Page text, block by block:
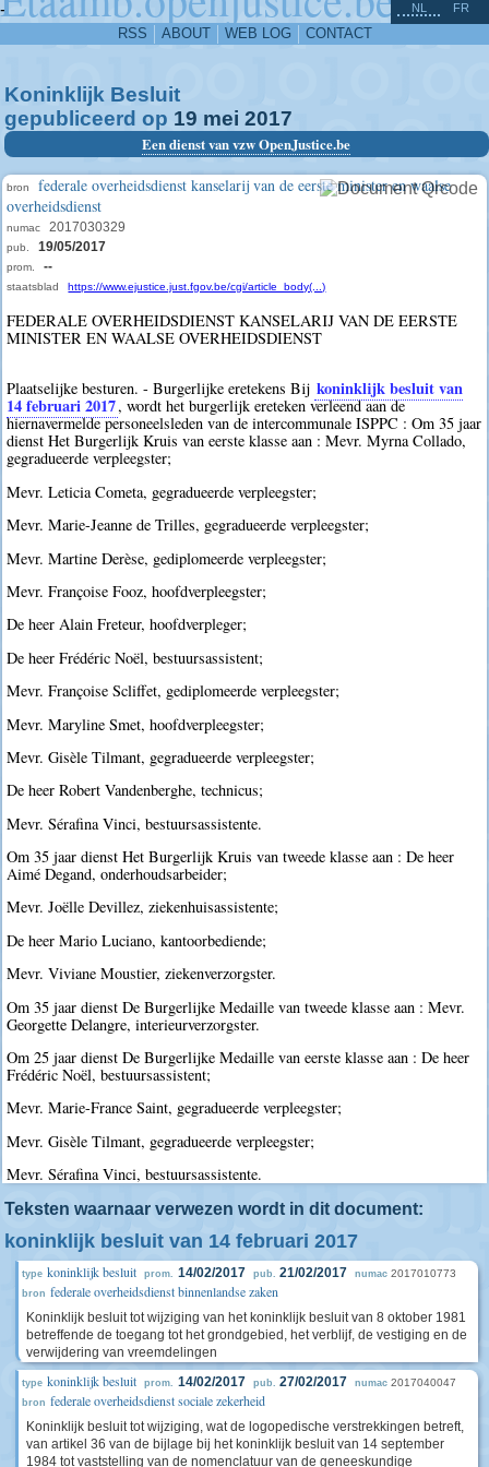
-
RSS ABOUT WEB LOG CONTACT
NL FR
Koninklijk Besluit
gepubliceerd op 19 mei 2017
Een dienst van vzw OpenJustice.be
bron
federale overheidsdienst kanselarij van de eerste minister en waalse
overheidsdienst
numac 2017030329
pub. 19/05/2017
prom. --
staatsblad https://www.ejustice.just.fgov.be/cgi/article_body(...)
FEDERALE OVERHEIDSDIENST KANSELARIJ VAN DE EERSTE
MINISTER EN WAALSE OVERHEIDSDIENST
Plaatselijke besturen. - Burgerlijke eretekens Bij koninklijk besluit van
14 februari 2017, wordt het burgerlijk ereteken verleend aan de
hiernavermelde personeelsleden van de intercommunale ISPPC : Om 35 jaar
dienst Het Burgerlijk Kruis van eerste klasse aan : Mevr. Myrna Collado,
gegradueerde verpleegster;
Mevr. Leticia Cometa, gegradueerde verpleegster;
Mevr. Marie-Jeanne de Trilles, gegradueerde verpleegster;
Mevr. Martine Derèse, gediplomeerde verpleegster;
Mevr. Françoise Fooz, hoofdverpleegster;
De heer Alain Freteur, hoofdverpleger;
De heer Frédéric Noël, bestuursassistent;
Mevr. Françoise Scliffet, gediplomeerde verpleegster;
Mevr. Maryline Smet, hoofdverpleegster;
Mevr. Gisèle Tilmant, gegradueerde verpleegster;
De heer Robert Vandenberghe, technicus;
Mevr. Sérafina Vinci, bestuursassistente.
Om 35 jaar dienst Het Burgerlijk Kruis van tweede klasse aan : De heer
Aimé Degand, onderhoudsarbeider;
Mevr. Joëlle Devillez, ziekenhuisassistente;
De heer Mario Luciano, kantoorbediende;
Mevr. Viviane Moustier, ziekenverzorgster.
Om 35 jaar dienst De Burgerlijke Medaille van tweede klasse aan : Mevr.
Georgette Delangre, interieurverzorgster.
Om 25 jaar dienst De Burgerlijke Medaille van eerste klasse aan : De heer
Frédéric Noël, bestuursassistent;
Mevr. Marie-France Saint, gegradueerde verpleegster;
Mevr. Gisèle Tilmant, gegradueerde verpleegster;
Mevr. Sérafina Vinci, bestuursassistente.
Teksten waarnaar verwezen wordt in dit document:
koninklijk besluit van 14 februari 2017
type koninklijk besluit prom. 14/02/2017 pub. 21/02/2017 numac 2017010773
bron federale overheidsdienst binnenlandse zaken
Koninklijk besluit tot wijziging van het koninklijk besluit van 8 oktober 1981
betreffende de toegang tot het grondgebied, het verblijf, de vestiging en de
verwijdering van vreemdelingen
type koninklijk besluit prom. 14/02/2017 pub. 27/02/2017 numac 2017040047
bron federale overheidsdienst sociale zekerheid
Koninklijk besluit tot wijziging, wat de logopedische verstrekkingen betreft,
van artikel 36 van de bijlage bij het koninklijk besluit van 14 september
1984 tot vaststelling van de nomenclatuur van de geneeskundige
^